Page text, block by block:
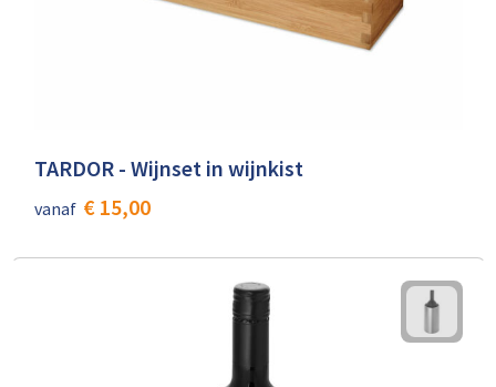
TARDOR - Wijnset in wijnkist
vanaf € 15,00